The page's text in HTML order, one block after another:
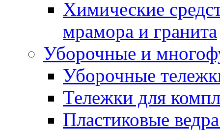
Химические
мрамора и гранита
Уборочные и
Уборочные
Тележки для
Пластиковые